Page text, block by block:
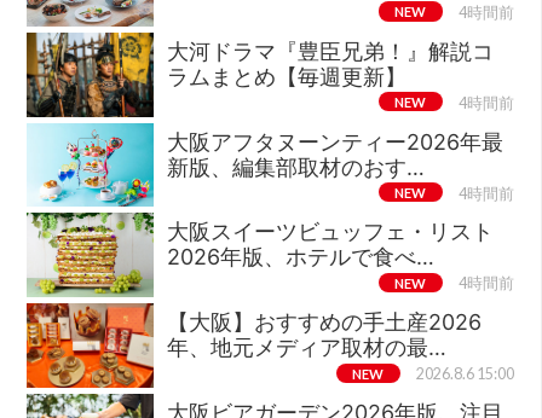
NEW 4時間前
大河ドラマ『豊臣兄弟！』解説コ
ラムまとめ【毎週更新】
NEW 4時間前
大阪アフタヌーンティー2026年最
新版、編集部取材のおす…
NEW 4時間前
大阪スイーツビュッフェ・リスト
2026年版、ホテルで食べ…
NEW 4時間前
【大阪】おすすめの手土産2026
年、地元メディア取材の最…
NEW 2026.8.6 15:00
大阪ビアガーデン2026年版、注目